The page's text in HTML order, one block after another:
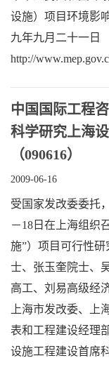
设施）项目环境影
九年九月二十一日
http://
中国国际工程
科学研究上海
（090616）
2009-06-16
受国家发改委委托
－18日在上海组织
施”）项目可行性
士、张玉奎院士、
高工、刘易高级经
上海市发改委、上
表和工程建设经理
设施工程建设首席